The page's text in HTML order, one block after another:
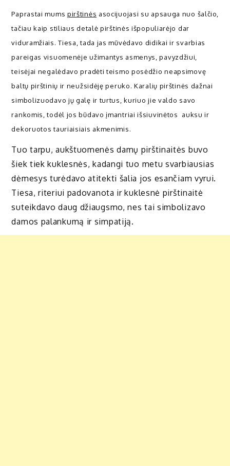
Paprastai mums pirštinės asocijuojasi su apsauga nuo šalčio,
tačiau kaip stiliaus detalė pirštinės išpopuliarėjo dar
viduramžiais. Tiesa, tada jas mūvėdavo didikai ir svarbias
pareigas visuomenėje užimantys asmenys, pavyzdžiui,
teisėjai negalėdavo pradėti teismo posėdžio neapsimovę
baltų pirštinių ir neužsidėję peruko. Karalių pirštinės dažnai
simbolizuodavo jų galę ir turtus, kuriuo jie valdo savo
rankomis, todėl jos būdavo įmantriai išsiuvinėtos auksu ir
dekoruotos tauriaisiais akmenimis.
Tuo tarpu, aukštuomenės damų pirštinaitės buvo
šiek tiek kuklesnės, kadangi tuo metu svarbiausias
dėmesys turėdavo atitekti šalia jos esančiam vyrui.
Tiesa, riteriui padovanota ir kuklesnė pirštinaitė
suteikdavo daug džiaugsmo, nes tai simbolizavo
damos palankumą ir simpatiją.